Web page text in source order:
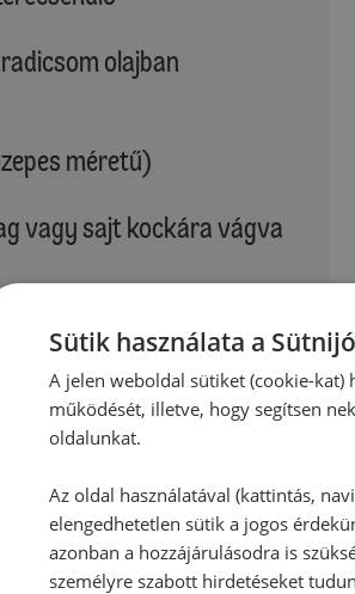
olajban
méretű)
vagy sajt kockára vágva
található:
Leveles tészták
Sütik használata a
A jelen weboldal sütiket (cookie-kat)
működését, illetve, hogy segítsen
oldalunkat.
Az oldal használatával (kattintás,
elengedhetetlen sütik a jogos
azonban a hozzájárulásodra is
személyre szabott hirdetéseket